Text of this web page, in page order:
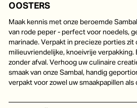
OOSTERS
Maak kennis met onze beroemde
van rode peper - perfect voor noedels,
marinade. Verpakt in precieze porties zit
milieuvriendelijke, knoeivrije verpakking.
zonder afval. Verhoog uw culinaire
smaak van onze Sambal, handig
verpakt voor zowel uw smaakpapillen als